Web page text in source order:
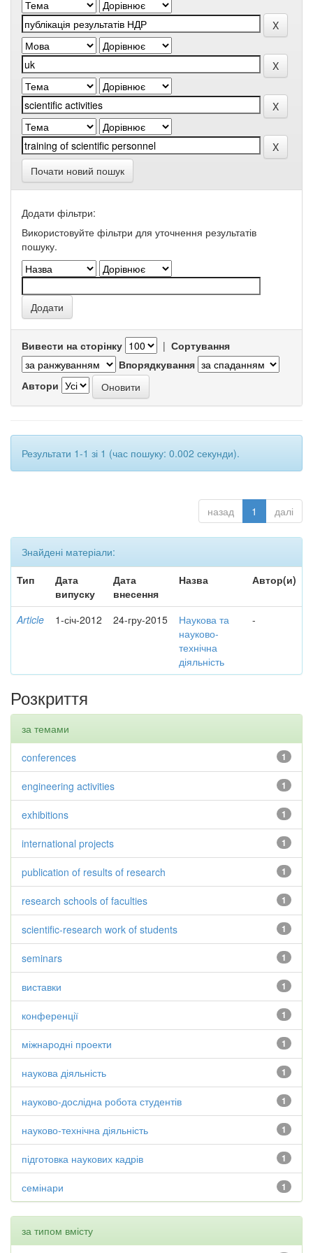
Почати новий пошук
Додати фільтри:
Використовуйте фільтри для уточнення результатів
пошуку.
Вивести на сторінку | Сортування
Впорядкування
Автори
Результати 1-1 зі 1 (час пошуку: 0.002 секунди).
назад 1 далі
Знайдені матеріали:
Тип
Дата
випуску
Дата
внесення
Назва Автор(и)
Article 1-січ-2012 24-гру-2015
Наукова та
науково-
технічна
діяльність
-
Розкриття
за темами
1
conferences
1
engineering activities
1
exhibitions
1
international projects
1
publication of results of research
1
research schools of faculties
1
scientific-research work of students
1
seminars
1
виставки
1
конференції
1
міжнародні проекти
1
наукова діяльність
1
науково-дослідна робота студентів
1
науково-технічна діяльність
1
підготовка наукових кадрів
1
семінари
за типом вмісту